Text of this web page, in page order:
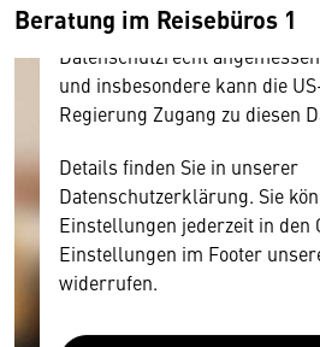
Beratung im Reisebüros 1
Diese Daten unterliegen
Datenschutzrecht
und insbesondere kann die
Regierung Zugang zu diesen
Details finden Sie in unserer
Datenschutzerklärung. Sie
Einstellungen jederzeit in den
Einstellungen im Footer
widerrufen.